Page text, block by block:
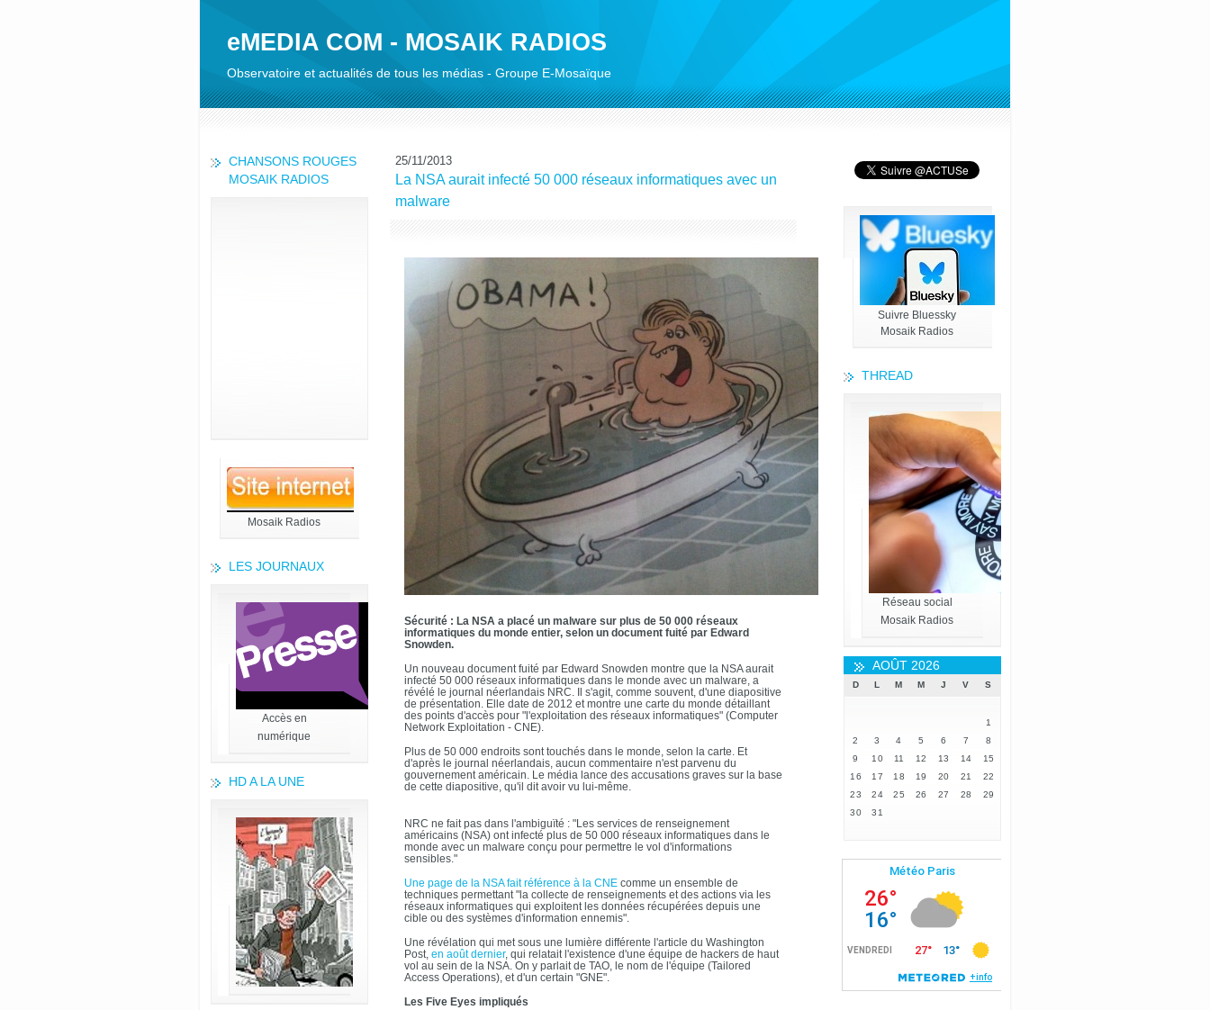
eMEDIA COM - MOSAIK RADIOS
Observatoire et actualités de tous les médias - Groupe E-Mosaïque
CHANSONS ROUGES
MOSAIK RADIOS
Mosaik Radios
LES JOURNAUX
Accès en
numérique
HD A LA UNE
Suivre Bluessky
Mosaik Radios
THREAD
Réseau social
Mosaik Radios
AOÛT 2026
D L M M J V S
1
2
3 4 5 6 7
8
9
10 11 12 13 14
15
16
17 18 19 20 21
22
23
24 25 26 27 28
29
30
31
25/11/2013
La NSA aurait infecté 50 000 réseaux informatiques avec un
malware
Sécurité : La NSA a placé un malware sur plus de 50 000 réseaux
informatiques du monde entier, selon un document fuité par Edward
Snowden.
Un nouveau document fuité par Edward Snowden montre que la NSA aurait
infecté 50 000 réseaux informatiques dans le monde avec un malware, a
révélé le journal néerlandais NRC. Il s'agit, comme souvent, d'une diapositive
de présentation. Elle date de 2012 et montre une carte du monde détaillant
des points d'accès pour "l'exploitation des réseaux informatiques" (Computer
Network Exploitation - CNE).
Plus de 50 000 endroits sont touchés dans le monde, selon la carte. Et
d'après le journal néerlandais, aucun commentaire n'est parvenu du
gouvernement américain. Le média lance des accusations graves sur la base
de cette diapositive, qu'il dit avoir vu lui-même.
NRC ne fait pas dans l'ambiguïté : "Les services de renseignement
américains (NSA) ont infecté plus de 50 000 réseaux informatiques dans le
monde avec un malware conçu pour permettre le vol d'informations
sensibles."
Une page de la NSA fait référence à la CNE comme un ensemble de
techniques permettant "la collecte de renseignements et des actions via les
réseaux informatiques qui exploitent les données récupérées depuis une
cible ou des systèmes d'information ennemis".
Une révélation qui met sous une lumière différente l'article du Washington
Post, en août dernier, qui relatait l'existence d'une équipe de hackers de haut
vol au sein de la NSA. On y parlait de TAO, le nom de l'équipe (Tailored
Access Operations), et d'un certain "GNE".
Les Five Eyes impliqués